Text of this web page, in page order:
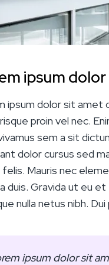
ipsum
ipsum dolor sit amet
proin vel nec.
sem a sit
dolor cursus sed
felis. Mauris nec
duis. Gravida ut eu
nulla netus nibh.
ipsum dolor sit